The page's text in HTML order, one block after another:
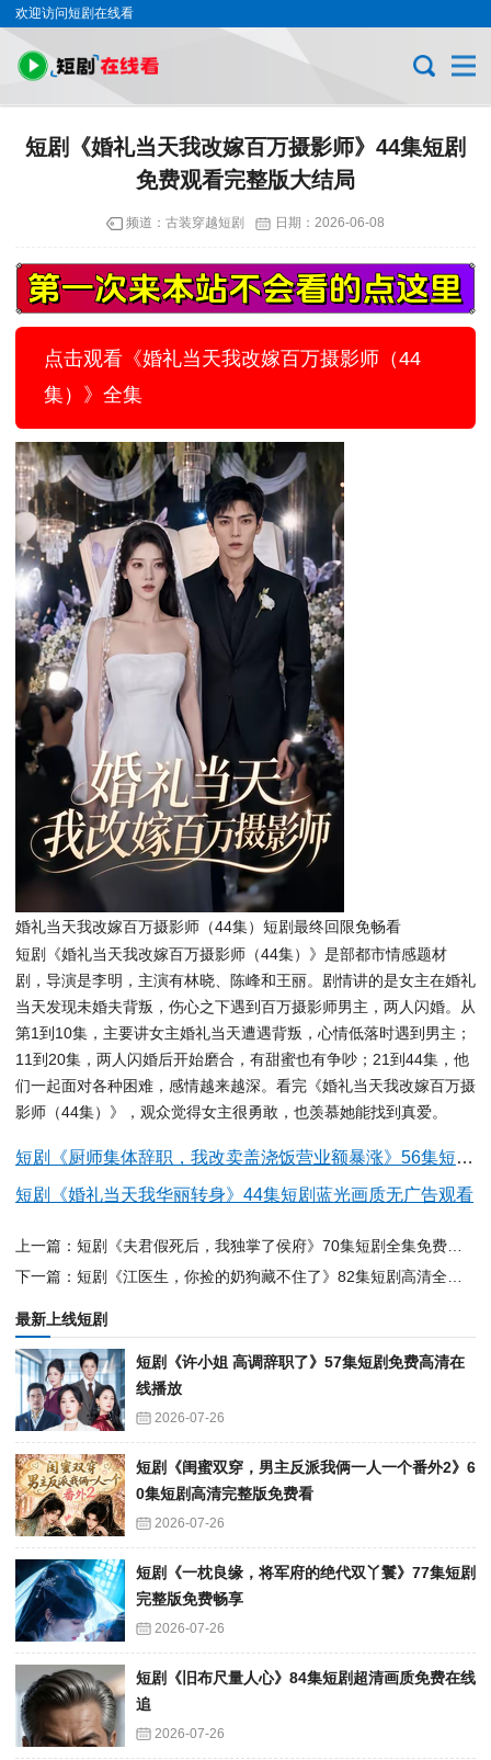
欢迎访问短剧在线看
短剧《婚礼当天我改嫁百万摄影师》44集短剧
免费观看完整版大结局
频道： 古装穿越短剧 日期： 2026-06-08
点击观看《婚礼当天我改嫁百万摄影师（44
集）》全集
婚礼当天我改嫁百万摄影师（44集）短剧最终回限免畅看
短剧《婚礼当天我改嫁百万摄影师（44集）》是部都市情感题材
剧，导演是李明，主演有林晓、陈峰和王丽。剧情讲的是女主在婚礼
当天发现未婚夫背叛，伤心之下遇到百万摄影师男主，两人闪婚。从
第1到10集，主要讲女主婚礼当天遭遇背叛，心情低落时遇到男主；
11到20集，两人闪婚后开始磨合，有甜蜜也有争吵；21到44集，他
们一起面对各种困难，感情越来越深。看完《婚礼当天我改嫁百万摄
影师（44集）》，观众觉得女主很勇敢，也羡慕她能找到真爱。
短剧《厨师集体辞职，我改卖盖浇饭营业额暴涨》56集短剧超清画质在线看
短剧《婚礼当天我华丽转身》44集短剧蓝光画质无广告观看
最新上线短剧
短剧《许小姐 高调辞职了》57集短剧免费高清在
线播放
2026-07-26
短剧《闺蜜双穿，男主反派我俩一人一个番外2》6
0集短剧高清完整版免费看
2026-07-26
短剧《一枕良缘，将军府的绝代双丫鬟》77集短剧
完整版免费畅享
2026-07-26
短剧《旧布尺量人心》84集短剧超清画质免费在线
追
2026-07-26